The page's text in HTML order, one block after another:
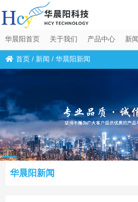
华晨阳首页 关于我们 产品中心 新
首页 / 新闻 /华晨阳新闻
华晨阳新闻